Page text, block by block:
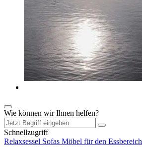
Wie können wir Ihnen helfen?
Schnellzugriff
Relaxsessel Sofas Möbel für den Essbereich